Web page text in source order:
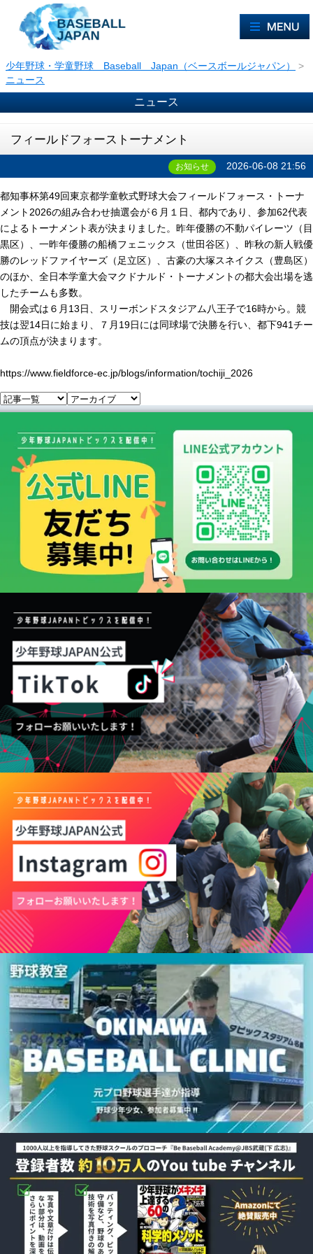
少年野球・学童野球 Baseball Japan（ベースボールジャパン）
>
ニュース
ニュース
フィールドフォーストーナメント
お知らせ 2026-06-08 21:56
都知事杯第49回東京都学童軟式野球大会フィールドフォース・トーナ
メント2026の組み合わせ抽選会が６月１日、都内であり、参加62代表
によるトーナメント表が決まりました。昨年優勝の不動パイレーツ（目
黒区）、一昨年優勝の船橋フェニックス（世田谷区）、昨秋の新人戦優
勝のレッドファイヤーズ（足立区）、古豪の大塚スネイクス（豊島区）
のほか、全日本学童大会マクドナルド・トーナメントの都大会出場を逃
したチームも多数。
開会式は６月13日、スリーボンドスタジアム八王子で16時から。競
技は翌14日に始まり、７月19日には同球場で決勝を行い、都下941チー
ムの頂点が決まります。
https://www.fieldforce-ec.jp/blogs/information/tochiji_2026